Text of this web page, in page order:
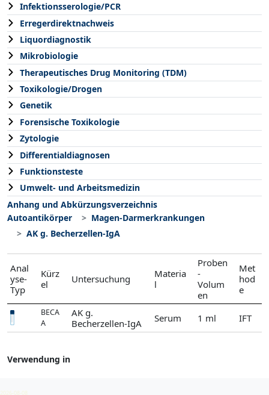
Infektionsserologie/PCR
Erregerdirektnachweis
Liquordiagnostik
Mikrobiologie
Therapeutisches Drug Monitoring (TDM)
Toxikologie/Drogen
Genetik
Forensische Toxikologie
Zytologie
Differentialdiagnosen
Funktionsteste
Umwelt- und Arbeitsmedizin
Anhang und Abkürzungsverzeichnis
Autoantikörper
Magen-Darmerkrankungen
AK g. Becherzellen-IgA
Anal
yse-
Typ
Kürz
el
Untersuchung
Materia
l
Proben
-
Volum
en
Met
hod
e
BECA
A
AK g.
Becherzellen-IgA
Serum 1 ml IFT
Verwendung in
2026-08-08